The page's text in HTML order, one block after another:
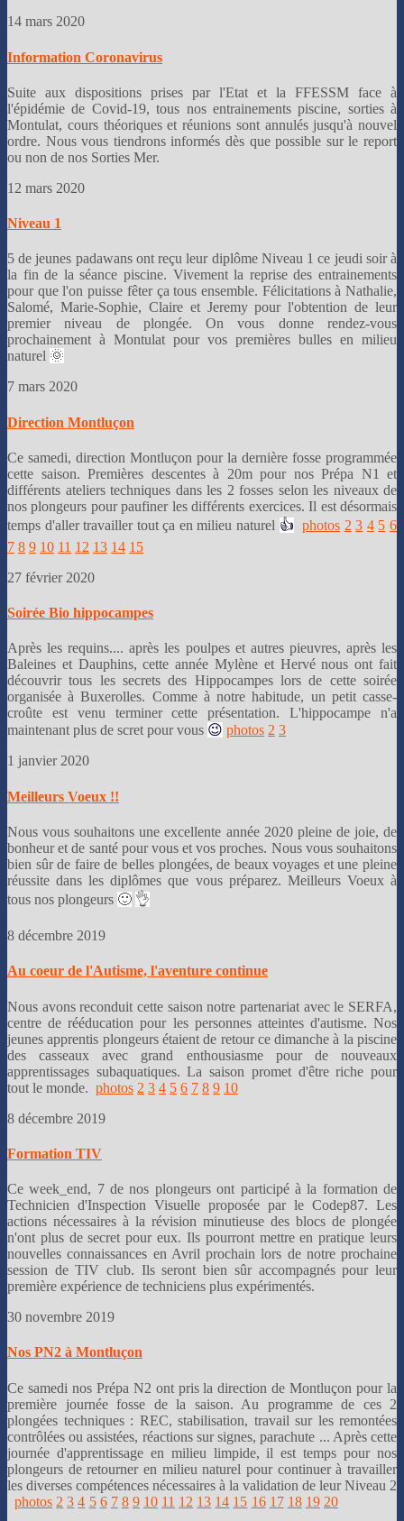
14 mars 2020
Information Coronavirus
Suite aux dispositions prises par l'Etat et la FFESSM face à
l'épidémie de Covid-19, tous nos entrainements piscine, sorties à
Montulat, cours théoriques et réunions sont annulés jusqu'à nouvel
ordre. Nous vous tiendrons informés dès que possible sur le report
ou non de nos Sorties Mer.
12 mars 2020
Niveau 1
5 de jeunes padawans ont reçu leur diplôme Niveau 1 ce jeudi soir à
la fin de la séance piscine. Vivement la reprise des entrainements
pour que l'on puisse fêter ça tous ensemble. Félicitations à Nathalie,
Salomé, Marie-Sophie, Claire et Jeremy pour l'obtention de leur
premier niveau de plongée. On vous donne rendez-vous
prochainement à Montulat pour vos premières bulles en milieu
naturel 🌞
7 mars 2020
Direction Montluçon
Ce samedi, direction Montluçon pour la dernière fosse programmée
cette saison. Premières descentes à 20m pour nos Prépa N1 et
différents ateliers techniques dans les 2 fosses selon les niveaux de
nos plongeurs pour paufiner les différents exercices. Il est désormais
temps d'aller travailler tout ça en milieu naturel 👍 photos 2 3 4 5 6
7 8 9 10 11 12 13 14 15
27 février 2020
Soirée Bio hippocampes
Après les requins.... après les poulpes et autres pieuvres, après les
Baleines et Dauphins, cette année Mylène et Hervé nous ont fait
découvrir tous les secrets des Hippocampes lors de cette soirée
organisée à Buxerolles. Comme à notre habitude, un petit casse-
croûte est venu terminer cette présentation. L'hippocampe n'a
maintenant plus de scret pour vous 😉 photos 2 3
1 janvier 2020
Meilleurs Voeux !!
Nous vous souhaitons une excellente année 2020 pleine de joie, de
bonheur et de santé pour vous et vos proches. Nous vous souhaitons
bien sûr de faire de belles plongées, de beaux voyages et une pleine
réussite dans les diplômes que vous préparez. Meilleurs Voeux à
tous nos plongeurs 🙂 👌
8 décembre 2019
Au coeur de l'Autisme, l'aventure continue
Nous avons reconduit cette saison notre partenariat avec le SERFA,
centre de rééducation pour les personnes atteintes d'autisme. Nos
jeunes apprentis plongeurs étaient de retour ce dimanche à la piscine
des casseaux avec grand enthousiasme pour de nouveaux
apprentissages subaquatiques. La saison promet d'être riche pour
tout le monde. photos 2 3 4 5 6 7 8 9 10
8 décembre 2019
Formation TIV
Ce week_end, 7 de nos plongeurs ont participé à la formation de
Technicien d'Inspection Visuelle proposée par le Codep87. Les
actions nécessaires à la révision minutieuse des blocs de plongée
n'ont plus de secret pour eux. Ils pourront mettre en pratique leurs
nouvelles connaissances en Avril prochain lors de notre prochaine
session de TIV club. Ils seront bien sûr accompagnés pour leur
première expérience de techniciens plus expérimentés.
30 novembre 2019
Nos PN2 à Montluçon
Ce samedi nos Prépa N2 ont pris la direction de Montluçon pour la
première journée fosse de la saison. Au programme de ces 2
plongées techniques : REC, stabilisation, travail sur les remontées
contrôlées ou assistées, réactions sur signes, parachute ... Après cette
journée d'apprentissage en milieu limpide, il est temps pour nos
plongeurs de retourner en milieu naturel pour continuer à travailler
les diverses compétences nécessaires à la validation de leur Niveau 2
photos 2 3 4 5 6 7 8 9 10 11 12 13 14 15 16 17 18 19 20